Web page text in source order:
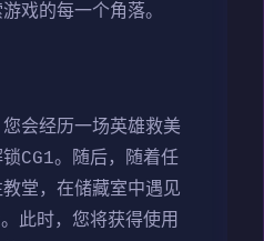
戏的每一个角落。
会经历一场英雄救美
CG1。随后，随着任
堂，在储藏室中遇见
此时，您将获得使用